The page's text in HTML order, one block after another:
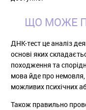
ЩО МОЖЕ
ДНК-тест це аналіз
основі яких
походження та
мова йде про
можливих психічних
Також правильно